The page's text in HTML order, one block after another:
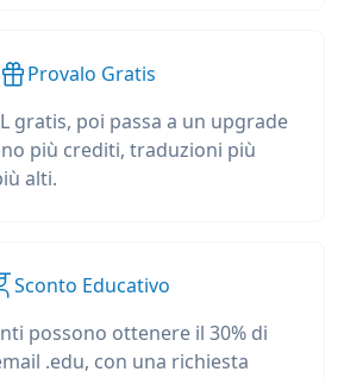
Provalo Gratis
gratis, poi passa a un upgrade
più crediti, traduzioni più
alti.
Sconto Educativo
possono ottenere il 30% di
.edu, con una richiesta